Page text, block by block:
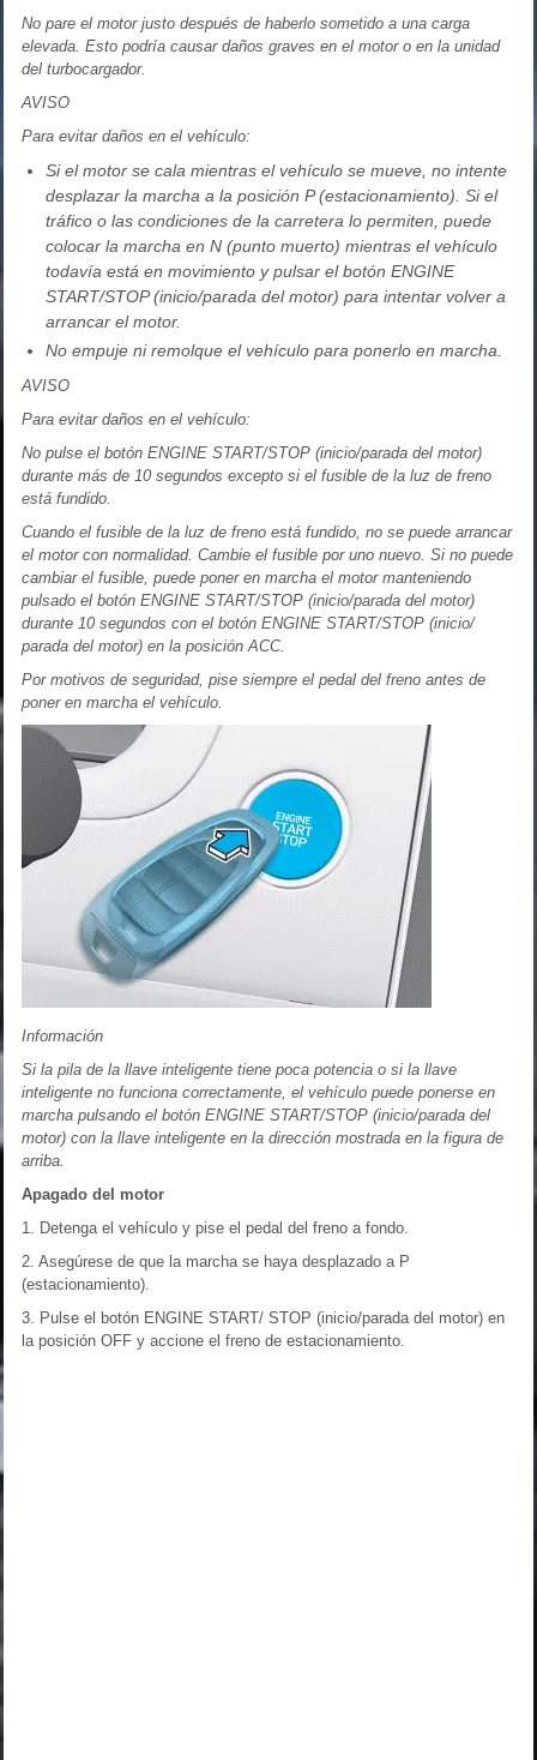
No pare el motor justo después de haberlo sometido a una carga
elevada. Esto podría causar daños graves en el motor o en la unidad
del turbocargador.
AVISO
Para evitar daños en el vehículo:
Si el motor se cala mientras el vehículo se mueve, no intente
desplazar la marcha a la posición P (estacionamiento). Si el
tráfico o las condiciones de la carretera lo permiten, puede
colocar la marcha en N (punto muerto) mientras el vehículo
todavía está en movimiento y pulsar el botón ENGINE
START/STOP (inicio/parada del motor) para intentar volver a
arrancar el motor.
No empuje ni remolque el vehículo para ponerlo en marcha.
AVISO
Para evitar daños en el vehículo:
No pulse el botón ENGINE START/STOP (inicio/parada del motor)
durante más de 10 segundos excepto si el fusible de la luz de freno
está fundido.
Cuando el fusible de la luz de freno está fundido, no se puede arrancar
el motor con normalidad. Cambie el fusible por uno nuevo. Si no puede
cambiar el fusible, puede poner en marcha el motor manteniendo
pulsado el botón ENGINE START/STOP (inicio/parada del motor)
durante 10 segundos con el botón ENGINE START/STOP (inicio/
parada del motor) en la posición ACC.
Por motivos de seguridad, pise siempre el pedal del freno antes de
poner en marcha el vehículo.
Información
Si la pila de la llave inteligente tiene poca potencia o si la llave
inteligente no funciona correctamente, el vehículo puede ponerse en
marcha pulsando el botón ENGINE START/STOP (inicio/parada del
motor) con la llave inteligente en la dirección mostrada en la figura de
arriba.
Apagado del motor
1. Detenga el vehículo y pise el pedal del freno a fondo.
2. Asegúrese de que la marcha se haya desplazado a P
(estacionamiento).
3. Pulse el botón ENGINE START/ STOP (inicio/parada del motor) en
la posición OFF y accione el freno de estacionamiento.